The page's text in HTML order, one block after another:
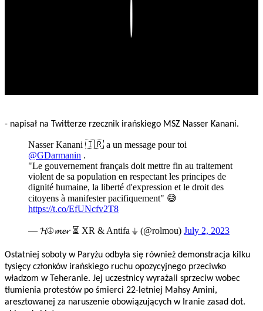
- napisał na Twitterze rzecznik irańskiego MSZ Nasser Kanani.
Nasser Kanani 🇮🇷 a un message pour toi
@GDarmanin .
"Le gouvernement français doit mettre fin au traitement
violent de sa population en respectant les principes de
dignité humaine, la liberté d'expression et le droit des
citoyens à manifester pacifiquement" 😅
https://t.co/EfUNcfv2T8
— 𝓗☮𝓶𝓮𝓻 ⏳ XR & Antifa ⏚ (@rolmou) July 2, 2023
Ostatniej soboty w Paryżu odbyła się również demonstracja kilku
tysięcy członków irańskiego ruchu opozycyjnego przeciwko
władzom w Teheranie. Jej uczestnicy wyrażali sprzeciw wobec
tłumienia protestów po śmierci 22-letniej Mahsy Amini,
aresztowanej za naruszenie obowiązujących w Iranie zasad dot.